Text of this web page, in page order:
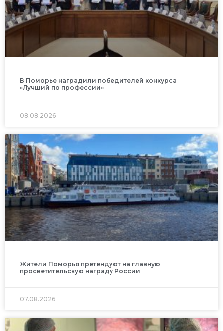
В Поморье наградили победителей конкурса
«Лучший по профессии»
08.08.2026
Жители Поморья претендуют на главную
просветительскую награду России
07.08.2026